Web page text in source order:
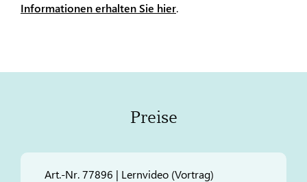
Informationen erhalten Sie hier.
Preise
Art.-Nr. 77896 | Lernvideo (Vortrag)